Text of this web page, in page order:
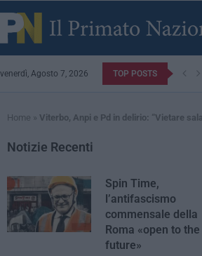
venerdì, Agosto 7, 2026 TOP POSTS
Home » Viterbo, Anpi e Pd in delirio: “Vietare
Notizie Recenti
Spin Time,
l’antifascismo
commensale della
Roma «open to the
future»